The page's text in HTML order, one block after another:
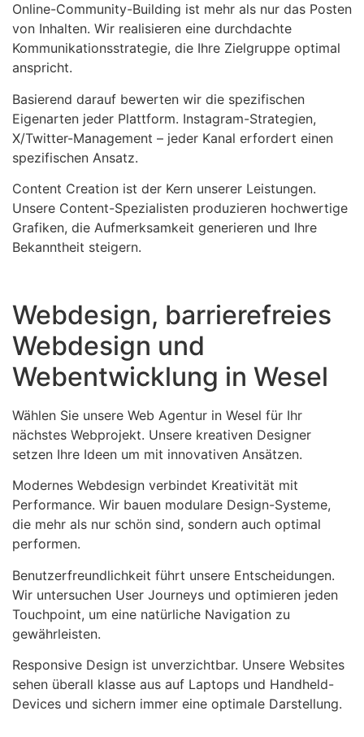
Online-Community-Building ist mehr als nur das Posten
von Inhalten. Wir realisieren eine durchdachte
Kommunikationsstrategie, die Ihre Zielgruppe optimal
anspricht.
Basierend darauf bewerten wir die spezifischen
Eigenarten jeder Plattform. Instagram-Strategien,
X/Twitter-Management – jeder Kanal erfordert einen
spezifischen Ansatz.
Content Creation ist der Kern unserer Leistungen.
Unsere Content-Spezialisten produzieren hochwertige
Grafiken, die Aufmerksamkeit generieren und Ihre
Bekanntheit steigern.
Webdesign, barrierefreies
Webdesign und
Webentwicklung in Wesel
Wählen Sie unsere Web Agentur in Wesel für Ihr
nächstes Webprojekt. Unsere kreativen Designer
setzen Ihre Ideen um mit innovativen Ansätzen.
Modernes Webdesign verbindet Kreativität mit
Performance. Wir bauen modulare Design-Systeme,
die mehr als nur schön sind, sondern auch optimal
performen.
Benutzerfreundlichkeit führt unsere Entscheidungen.
Wir untersuchen User Journeys und optimieren jeden
Touchpoint, um eine natürliche Navigation zu
gewährleisten.
Responsive Design ist unverzichtbar. Unsere Websites
sehen überall klasse aus auf Laptops und Handheld-
Devices und sichern immer eine optimale Darstellung.